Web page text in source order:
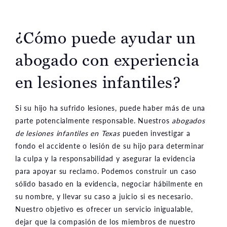
¿Cómo puede ayudar un
abogado con experiencia
en lesiones infantiles?
Si su hijo ha sufrido lesiones, puede haber más de una
parte potencialmente responsable. Nuestrosabogados
de lesiones infantiles en Texaspueden investigar a
fondo el accidente o lesión de su hijo para determinar
la culpa y la responsabilidad y asegurar la evidencia
para apoyar su reclamo. Podemos construir un caso
sólido basado en la evidencia, negociar hábilmente en
su nombre, y llevar su caso a juicio si es necesario.
Nuestro objetivo es ofrecer un servicio inigualable,
dejar que la compasión de los miembros de nuestro